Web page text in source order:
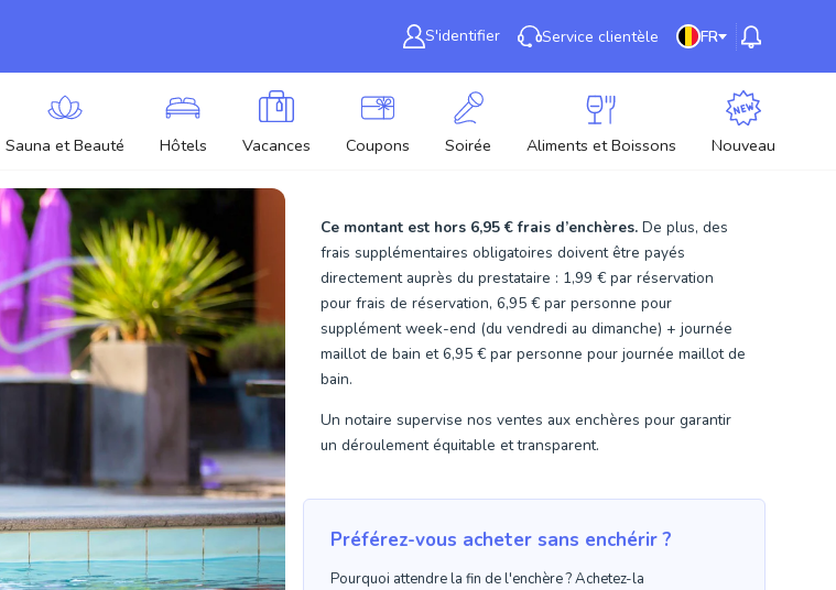
S'identifier Service clientèle FR
Sauna et Beauté Hôtels Vacances Coupons Soirée Aliments et Boissons Nouveau
Ce montant est hors 6,95 €frais d’enchères. De plus, des
frais supplémentaires obligatoires doivent être payés
directement auprès du prestataire : 1,99 € par réservation
pour frais de réservation, 6,95 € par personne pour
supplément week-end (du vendredi au dimanche) + journée
maillot de bain et 6,95 € par personne pour journée maillot de
bain.
Un notaire supervise nos ventes aux enchères pour garantir
un déroulement équitable et transparent.
Préférez-vous acheter sans enchérir ?
Pourquoi attendre la fin de l'enchère ? Achetez-la